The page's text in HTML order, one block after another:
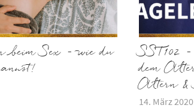
beim Sex – wie du
dem
Altern &
14. März 2020